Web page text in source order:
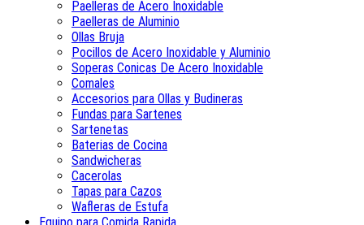
Paelleras de Acero Inoxidable
Paelleras de Aluminio
Ollas Bruja
Pocillos de Acero Inoxidable y Aluminio
Soperas Conicas De Acero Inoxidable
Comales
Accesorios para Ollas y Budineras
Fundas para Sartenes
Sartenetas
Baterias de Cocina
Sandwicheras
Cacerolas
Tapas para Cazos
Wafleras de Estufa